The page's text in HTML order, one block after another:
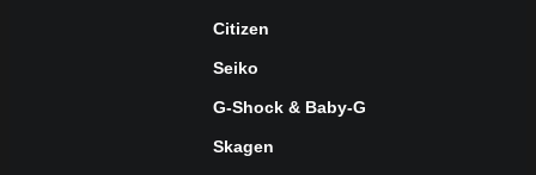
Citizen
Seiko
G-Shock & Baby-G
Skagen